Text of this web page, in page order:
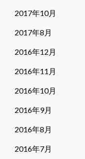
2017年10月
2017年8月
2016年12月
2016年11月
2016年10月
2016年9月
2016年8月
2016年7月